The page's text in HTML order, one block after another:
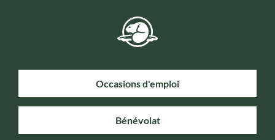
Occasions d'emploi
Bénévolat